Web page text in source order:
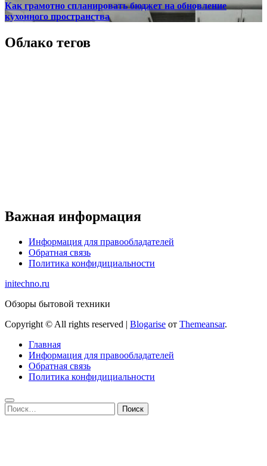
Как грамотно спланировать бюджет на обновление
кухонного пространства
Облако тегов
Важная информация
Информация для правообладателей
Обратная связь
Политика конфидициальности
initechno.ru
Обзоры бытовой техники
Copyright © All rights reserved | Blogarise от Themeansar.
Главная
Информация для правообладателей
Обратная связь
Политика конфидициальности
Найти: